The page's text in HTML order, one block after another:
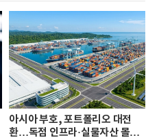
아시아 부호, 포트폴리오 대전
환…독점 인프라·실물자산 몰린